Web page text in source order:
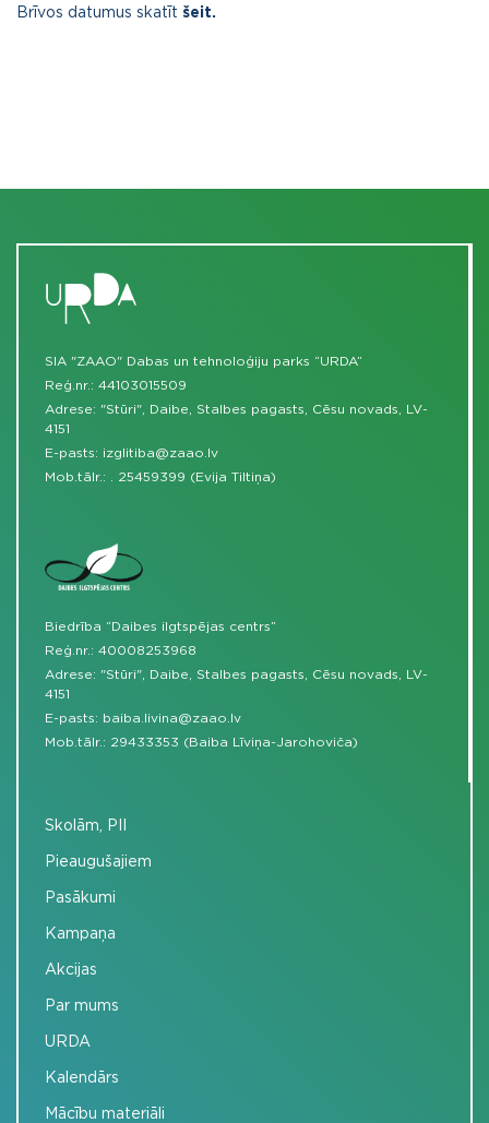
Brīvos datumus skatīt šeit.
SIA "ZAAO" Dabas un tehnoloģiju parks “URDA”
Reģ.nr.: 44103015509
Adrese: "Stūri", Daibe, Stalbes pagasts, Cēsu novads, LV-
4151
E-pasts: izglitiba@zaao.lv
Mob.tālr.:
25459399 (Evija Tiltiņa)
Biedrība “Daibes ilgtspējas centrs”
Reģ.nr.: 40008253968
Adrese: "Stūri", Daibe, Stalbes pagasts, Cēsu novads, LV-
4151
E-pasts: baiba.livina@zaao.lv
Mob.tālr.: 29433353 (Baiba Līviņa-Jarohoviča)
Skolām, PII
Pieaugušajiem
Pasākumi
Kampaņa
Akcijas
Par mums
URDA
Kalendārs
Mācību materiāli